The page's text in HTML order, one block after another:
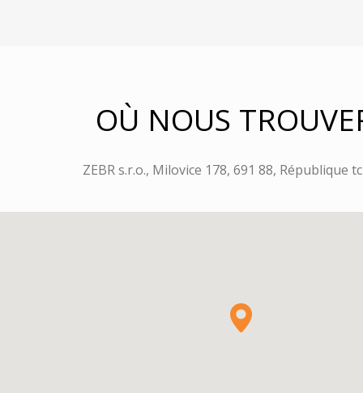
OÙ NOUS
ZEBR s.r.o., Milovice 178, 691 88, République